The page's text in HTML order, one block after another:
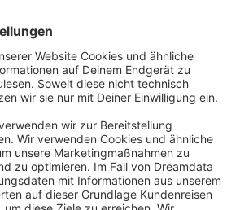
, beste Erfahrung mit aktiviertem